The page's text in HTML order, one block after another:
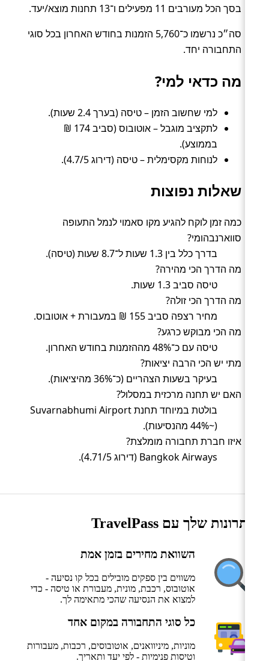
בסך הכל מעורבים 11 מפעילים ו־13 תחנות מוצא/יעד.
סה״כ נרשמו כ־5,760 הזמנות בחודש האחרון בכל סוגי
התחבורה יחד.
מה כדאי למי?
למי שחשוב הזמן – טיסה (בערך 2.4 שעות).
לתקציב מוגבל – אוטובוס (סביב 174 ₪
בממוצע).
לנוחות מקסימלית – טיסה (דירוג 4.7/5).
שאלות נפוצות
כמה זמן לוקח להגיע מקו סאמוי לנמל התעופה
סווארנבהומי?
בדרך כלל בין 1.3 שעות ל־8.7 שעות (טיסה).
מה הדרך הכי מהירה?
טיסה סביב 1.3 שעות.
מה הדרך הכי זולה?
מחיר רצפה סביב 155 ₪ במעבורת + אוטובוס.
מה הכי מבוקש כרגע?
טיסה עם כ־48% מההזמנות בחודש האחרון.
מתי יש הכי הרבה יציאות?
בעיקר בשעות הצהריים (כ־36% מהיציאות).
האם יש תחנה מרכזית במסלול?
בולטת במיוחד תחנת Suvarnabhumi Airport
(~44% מהנסיעות).
איזו חברת תחבורה מומלצת?
Bangkok Airways (דירוג 4.71/5).
היתרונות שלך עם TravelPass
השוואת מחירים בזמן אמת
משווים בין ספקים מובילים בכל קו נסיעה -
אוטובוס, רכבת, מונית, מעבורת או טיסה - כדי
למצוא את הנסיעה שהכי מתאימה לך.
כל סוגי התחבורה במקום אחד
מוניות, מיניוואנים, אוטובוסים, רכבות, מעבורות
וטיסות פנימיות - לפי יעד ותאריך.